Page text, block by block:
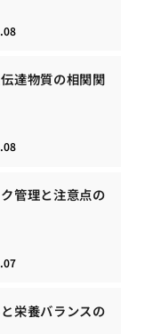
達物質の相関関
管理と注意点の
栄養バランスの